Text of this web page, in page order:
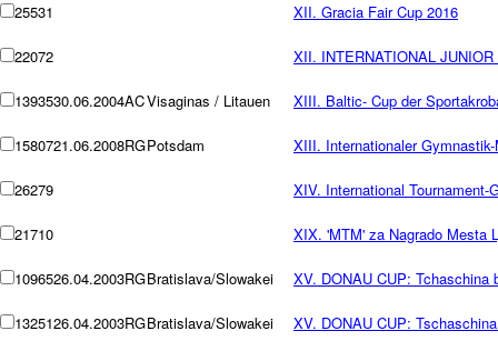
25531 XII. Gracia Fair Cup 2016
22072 XII. INTERNATIONAL
1393530.06.2004ACVisaginas / Litauen XIII. Baltic- Cup der
1580721.06.2008RGPotsdam XIII. Internationaler
26279 XIV. International Tournament-
21710 XIX. 'MTM' za Nagrado Mesta
1096526.04.2003RGBratislava/Slowakei XV. DONAU CUP: Tchaschina
1325126.04.2003RGBratislava/Slowakei XV. DONAU CUP: